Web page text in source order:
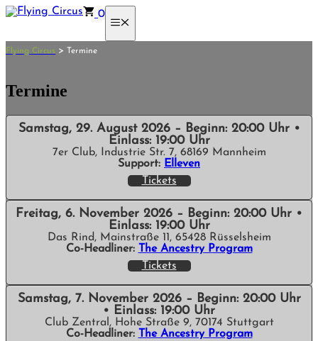
Zum
0
Menü
Flying Circus > Termine
Termine
Samstag, 29. August 2026 – Beginn: 20:00 Uhr •
Einlass: 19:00 Uhr
7er Club, Industrie Str. 7, 68169 Mannheim
Support: Elleven
Tickets
Freitag, 6. November 2026 – Beginn: 20:00 Uhr •
Einlass: 19:00 Uhr
Das Rind, Mainstraße 11, 65428 Rüsselsheim
Co-Headliner: The Ancestry Program
Tickets
Samstag, 7. November 2026 – Beginn: 20:00 Uhr
• Einlass: 19:00 Uhr
Club Zentral, Hohe Straße 9, 70174 Stuttgart
Co-Headliner: The Ancestry Program